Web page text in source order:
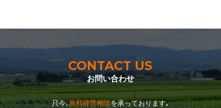
CONTACT US
お問い合わせ
只今､無料経営相談を承っております｡